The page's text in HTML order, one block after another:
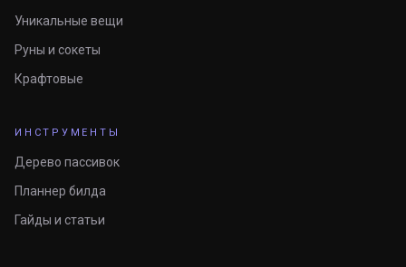
Уникальные вещи
Руны и сокеты
Крафтовые
ИНСТРУМЕНТЫ
Дерево пассивок
Планнер билда
Гайды и статьи